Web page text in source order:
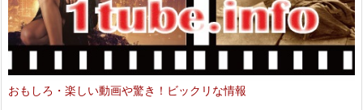
おもしろ・楽しい動画や驚き！ビックリな情報